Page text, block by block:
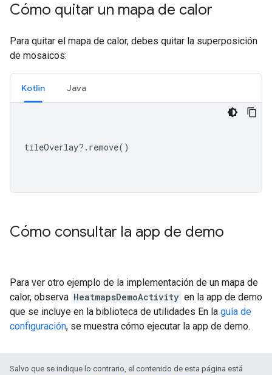
Cómo quitar un mapa de calor
Para quitar el mapa de calor, debes quitar la superposición
de mosaicos:
Kotlin Java
tileOverlay?. remove()
Cómo consultar la app de demo
Para ver otro ejemplo de la implementación de un mapa de
calor, observa HeatmapsDemoActivity en la app de demo
que se incluye en la biblioteca de utilidades En la guía de
configuración, se muestra cómo ejecutar la app de demo.
Salvo que se indique lo contrario, el contenido de esta página está